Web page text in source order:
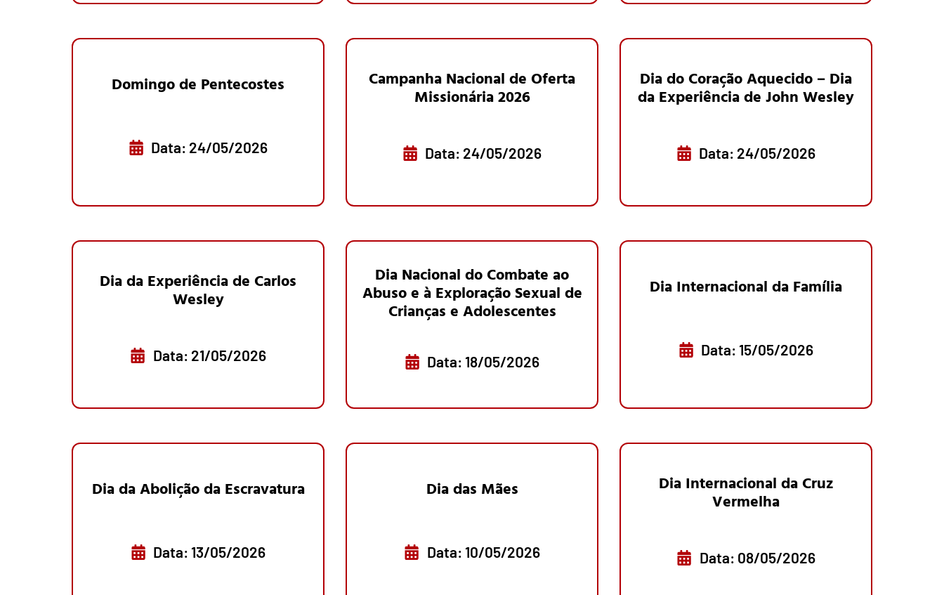
Domingo de Pentecostes
Data: 24/05/2026
Campanha Nacional de Oferta
Missionária 2026
Data: 24/05/2026
Dia do Coração Aquecido – Dia
da Experiência de John Wesley
Data: 24/05/2026
Dia da Experiência de Carlos
Wesley
Data: 21/05/2026
Dia Nacional do Combate ao
Abuso e à Exploração Sexual de
Crianças e Adolescentes
Data: 18/05/2026
Dia Internacional da Família
Data: 15/05/2026
Dia da Abolição da Escravatura
Data: 13/05/2026
Dia das Mães
Data: 10/05/2026
Dia Internacional da Cruz
Vermelha
Data: 08/05/2026